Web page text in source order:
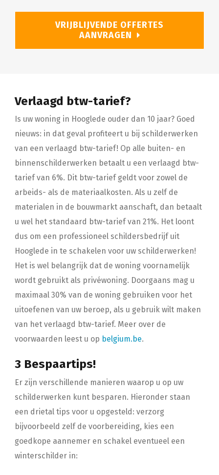
VRIJBLIJVENDE OFFERTES
AANVRAGEN
Verlaagd btw-tarief?
Is uw woning in Hooglede ouder dan 10 jaar? Goed
nieuws: in dat geval profiteert u bij schilderwerken
van een verlaagd btw-tarief! Op alle buiten- en
binnenschilderwerken betaalt u een verlaagd btw-
tarief van 6%. Dit btw-tarief geldt voor zowel de
arbeids- als de materiaalkosten. Als u zelf de
materialen in de bouwmarkt aanschaft, dan betaalt
u wel het standaard btw-tarief van 21%. Het loont
dus om een professioneel schildersbedrijf uit
Hooglede in te schakelen voor uw schilderwerken!
Het is wel belangrijk dat de woning voornamelijk
wordt gebruikt als privéwoning. Doorgaans mag u
maximaal 30% van de woning gebruiken voor het
uitoefenen van uw beroep, als u gebruik wilt maken
van het verlaagd btw-tarief. Meer over de
voorwaarden leest u op belgium.be.
3 Bespaartips!
Er zijn verschillende manieren waarop u op uw
schilderwerken kunt besparen. Hieronder staan
een drietal tips voor u opgesteld: verzorg
bijvoorbeeld zelf de voorbereiding, kies een
goedkope aannemer en schakel eventueel een
winterschilder in: